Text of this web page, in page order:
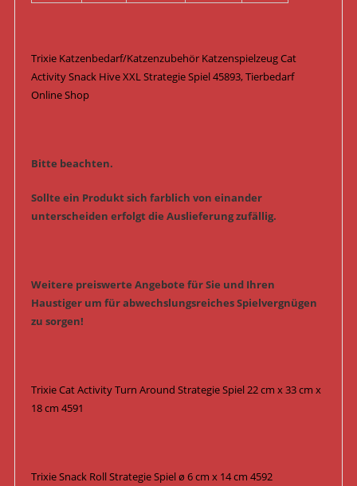
Trixie Katzenbedarf/Katzenzubehör Katzenspielzeug Cat
Activity Snack Hive XXL Strategie Spiel 45893, Tierbedarf
Online Shop
Bitte beachten.
Sollte ein Produkt sich farblich von einander
unterscheiden erfolgt die Auslieferung zufällig.
Weitere preiswerte Angebote für Sie und Ihren
Haustiger um für abwechslungsreiches Spielvergnügen
zu sorgen!
Trixie Cat Activity Turn Around Strategie Spiel 22 cm x 33 cm x
18 cm 4591
Trixie Snack Roll Strategie Spiel ø 6 cm x 14 cm 4592